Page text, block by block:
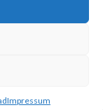
Impressum